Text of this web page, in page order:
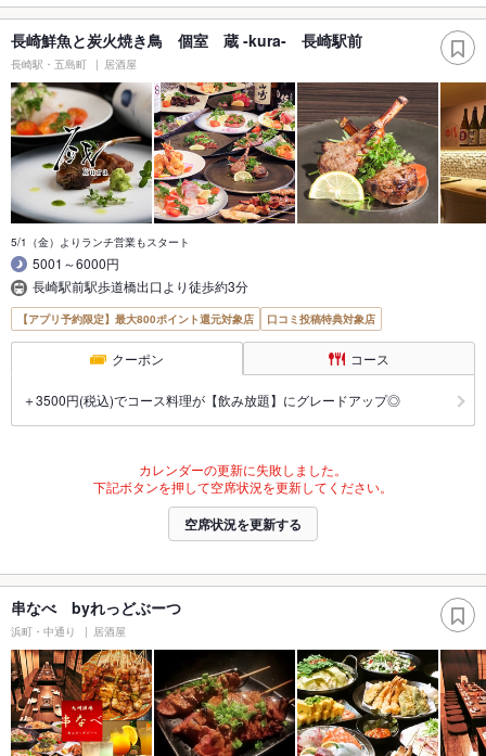
長崎鮮魚と炭火焼き鳥 個室 蔵 -kura- 長崎駅前
長崎駅・五島町 居酒屋
5/1（金）よりランチ営業もスタート
5001～6000円
長崎駅前駅歩道橋出口より徒歩約3分
【アプリ予約限定】最大800ポイント還元対象店 口コミ投稿特典対象店
クーポン コース
＋3500円(税込)でコース料理が【飲み放題】にグレードアップ◎
カレンダーの更新に失敗しました。
下記ボタンを押して空席状況を更新してください。
空席状況を更新する
串なべ byれっどぶーつ
浜町・中通り 居酒屋